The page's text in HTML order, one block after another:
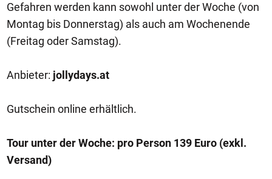
Gefahren werden kann sowohl unter der Woche (von
Montag bis Donnerstag) als auch am Wochenende
(Freitag oder Samstag).
Anbieter: jollydays.at
Gutschein online erhältlich.
Tour unter der Woche: pro Person 139 Euro (exkl.
Versand)